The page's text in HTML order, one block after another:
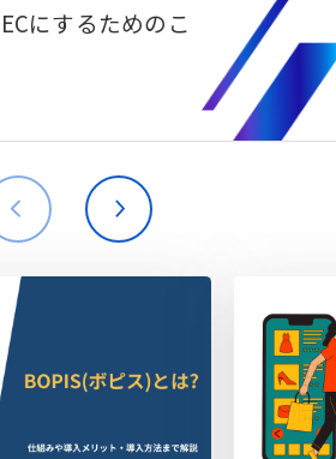
海外進出・現地ECサイト構築
にするためのこ